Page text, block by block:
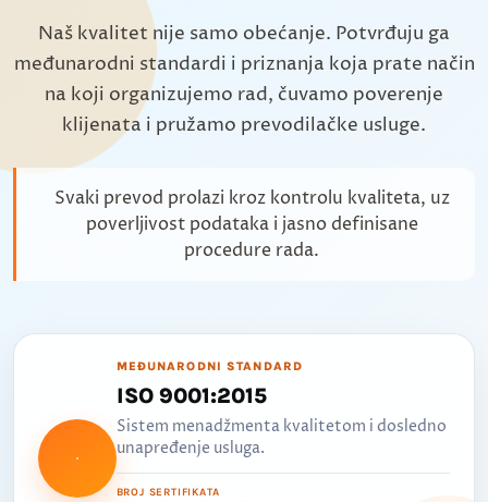
Naš kvalitet nije samo obećanje. Potvrđuju ga
međunarodni standardi i priznanja koja prate način
na koji organizujemo rad, čuvamo poverenje
klijenata i pružamo prevodilačke usluge.
Svaki prevod prolazi kroz kontrolu kvaliteta, uz
poverljivost podataka i jasno definisane
procedure rada.
MEĐUNARODNI STANDARD
ISO 9001:2015
Sistem menadžmenta kvalitetom i dosledno
unapređenje usluga.
BROJ SERTIFIKATA